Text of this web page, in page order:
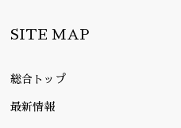
SITE MAP
総合トップ
最新情報